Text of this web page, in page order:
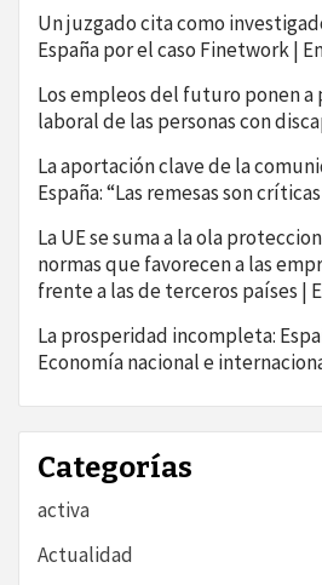
Un juzgado cita como
España por el caso Finetwork |
Los empleos del futuro ponen
laboral de las personas con
La aportación clave de la
España: “Las remesas son
La UE se suma a la ola
normas que favorecen a las
frente a las de terceros países |
La prosperidad incompleta:
Economía nacional e
Categorías
activa
Actualidad